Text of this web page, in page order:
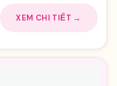
XEM CHI TIẾT →